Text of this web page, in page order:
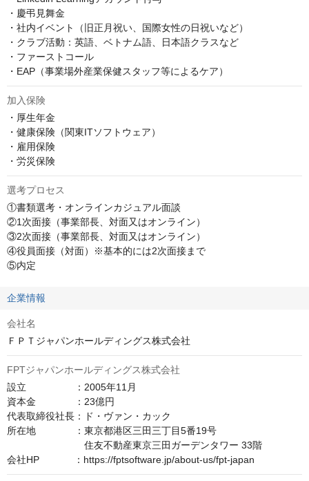
・慶弔見舞金
・社内イベント（旧正月祝い、国際女性の日祝いなど）
・クラブ活動：英語、ベトナム語、日本語クラスなど
・ファーストコール
・EAP（事業場外産業保健スタッフ等によるケア）
加入保険
・厚生年金
・健康保険（関東ITソフトウェア）
・雇用保険
・労災保険
選考プロセス
①書類選考・オンラインカジュアル面談
②1次面接（事業部長、対面又はオンライン）
③2次面接（事業部長、対面又はオンライン）
④役員面接（対面）※基本的には2次面接まで
⑤内定
企業情報
会社名
ＦＰＴジャパンホールディングス株式会社
FPTジャパンホールディングス株式会社
設立　　　　　：2005年11月
資本金　　　　：23億円
代表取締役社長：ド・ヴァン・カック
所在地　　　　：東京都港区三田三丁目5番19号
住友不動産東京三田ガーデンタワー 33階
会社HP　　　  ：https://fptsoftware.jp/about-us/fpt-japan